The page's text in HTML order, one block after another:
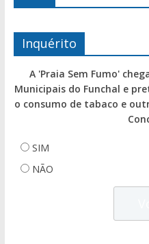
Inquérito
A 'Praia Sem Fumo'
Municipais do Funchal e
o consumo de tabaco e
SIM
NÃO